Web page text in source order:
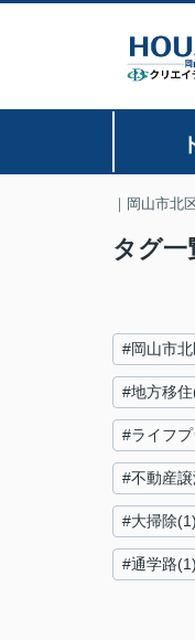
｜岡山市北
タグ一
#岡山市
#地方移
#ライフ
#不動産
#大掃除(1)
#通学路(1)